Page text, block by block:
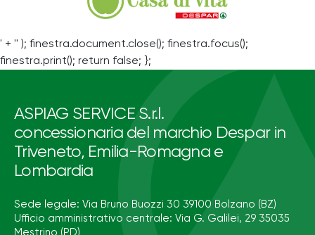
' + '' ); finestra.document.close(); finestra.focus();
finestra.print(); return false; };
ASPIAG SERVICE S.r.l.
concessionaria del marchio Despar in
Triveneto, Emilia-Romagna e
Lombardia
Sede legale: Via Bruno Buozzi 30 39100 Bolzano (BZ)
Ufficio amministrativo centrale: Via G. Galilei, 29 35035
Mestrino (PD)